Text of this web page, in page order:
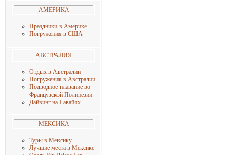
АМЕРИКА
Праздники в Америке
Погружения в США
АВСТРАЛИЯ
Отдых в Австралии
Погружения в Австралии
Подводное плавание во
Французской Полинезии
Дайвинг на Гавайях
МЕКСИКА
Туры в Мексику
Лучшие места в Мексике